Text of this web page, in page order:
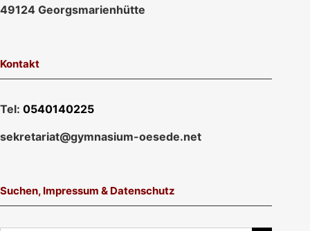
49124 Georgsmarienhütte
Kontakt
Tel: 0540140225
sekretariat@gymnasium-oesede.net
Suchen, Impressum & Datenschutz